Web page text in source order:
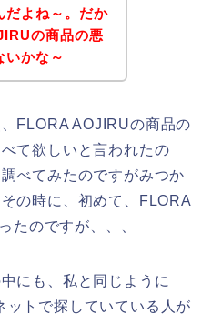
だよね～。だか
の商品の悪
いかな～
FLORA AOJIRUの商品の
て欲しいと言われたの
べてみたのですがみつか
の時に、初めて、FLORA
たのですが、、、
にも、私と同じように
ットで探していている人が